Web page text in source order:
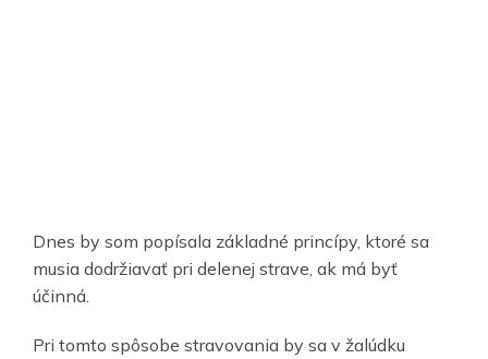
Dnes by som popísala základné princípy, ktoré sa
musia dodržiavať pri delenej strave, ak má byť
účinná.
Pri tomto spôsobe stravovania by sa v žalúdku